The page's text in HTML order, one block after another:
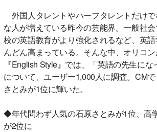
外国人タレントやハーフタレントだけ
な人が増えている昨今の芸能界。一般社
校の英語教育がより強化されるなど、英
んどん高まっている。そんな中、オリコ
『English Style』では、「英語の先生にな
について、ユーザー1,000人に調査。CM
さとみが1位に輝いた。
◆年代問わず人気の石原さとみが1位、高
が2位に